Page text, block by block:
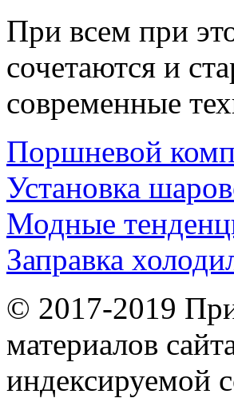
При всем при
сочетаются и
современные
Поршневой
Установка
Модные
Заправка
© 2017-2019
материалов
индексируемой